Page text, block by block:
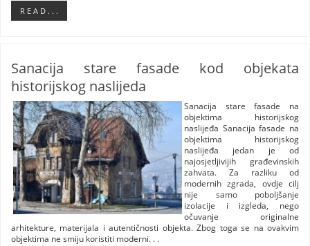
R E A D . . .
Sanacija stare fasade kod objekata
historijskog naslijeda
Sanacija stare fasade na
objektima historijskog
naslijeđa Sanacija fasade na
objektima historijskog
naslijeđa jedan je od
najosjetljivijih građevinskih
zahvata. Za razliku od
modernih zgrada, ovdje cilj
nije samo poboljšanje
izolacije i izgleda, nego
očuvanje originalne
arhitekture, materijala i autentičnosti objekta. Zbog toga se na ovakvim
objektima ne smiju koristiti moderni. . .